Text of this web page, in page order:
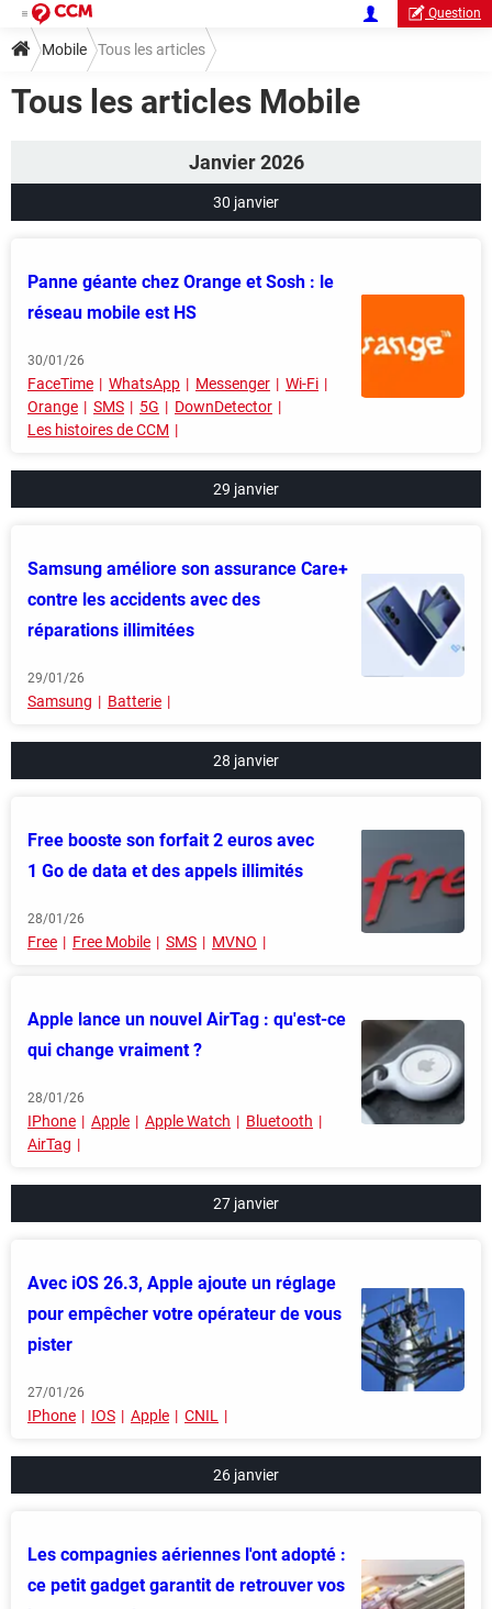
Question
Mobile Tous les articles
Tous les articles Mobile
Janvier 2026
30 janvier
Panne géante chez Orange et Sosh : le
réseau mobile est HS
30/01/26
FaceTime WhatsApp Messenger
Wi-Fi
Orange
SMS 5G
DownDetector
Les histoires de CCM
29 janvier
Samsung améliore son assurance Care+
contre les accidents avec des
réparations illimitées
29/01/26
Samsung Batterie
28 janvier
Free booste son forfait 2 euros avec
1 Go de data et des appels illimités
28/01/26
Free Free Mobile SMS MVNO
Apple lance un nouvel AirTag : qu'est-ce
qui change vraiment ?
28/01/26
IPhone Apple Apple Watch
Bluetooth
AirTag
27 janvier
Avec iOS 26.3, Apple ajoute un réglage
pour empêcher votre opérateur de vous
pister
27/01/26
IPhone IOS Apple CNIL
26 janvier
Les compagnies aériennes l'ont adopté :
ce petit gadget garantit de retrouver vos